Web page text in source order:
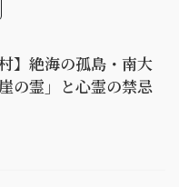
】絶海の孤島・南大
の霊」と心霊の禁忌